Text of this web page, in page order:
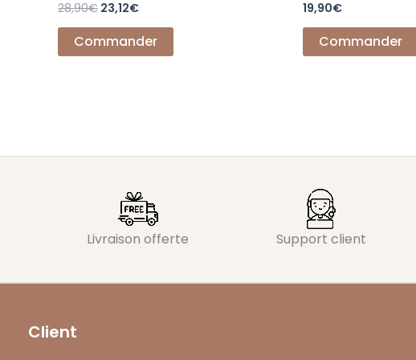
28,90€ 23,12€
Commander
19,90€
Commander
Livraison offerte Support client
Client